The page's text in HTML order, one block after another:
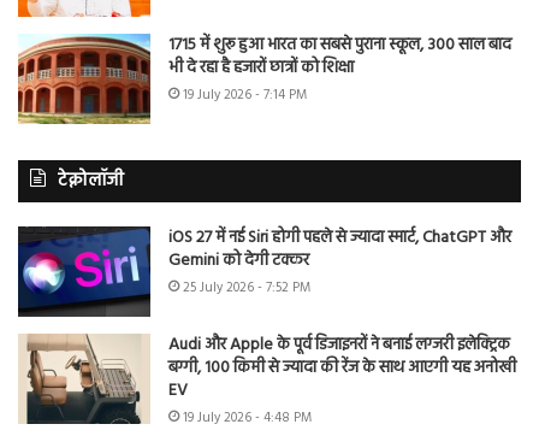
1715 में शुरू हुआ भारत का सबसे पुराना स्कूल, 300 साल बाद
भी दे रहा है हजारों छात्रों को शिक्षा
19 July 2026 - 7:14 PM
टेक्नोलॉजी
iOS 27 में नई Siri होगी पहले से ज्यादा स्मार्ट, ChatGPT और
Gemini को देगी टक्कर
25 July 2026 - 7:52 PM
Audi और Apple के पूर्व डिजाइनरों ने बनाई लग्जरी इलेक्ट्रिक
बग्गी, 100 किमी से ज्यादा की रेंज के साथ आएगी यह अनोखी
EV
19 July 2026 - 4:48 PM